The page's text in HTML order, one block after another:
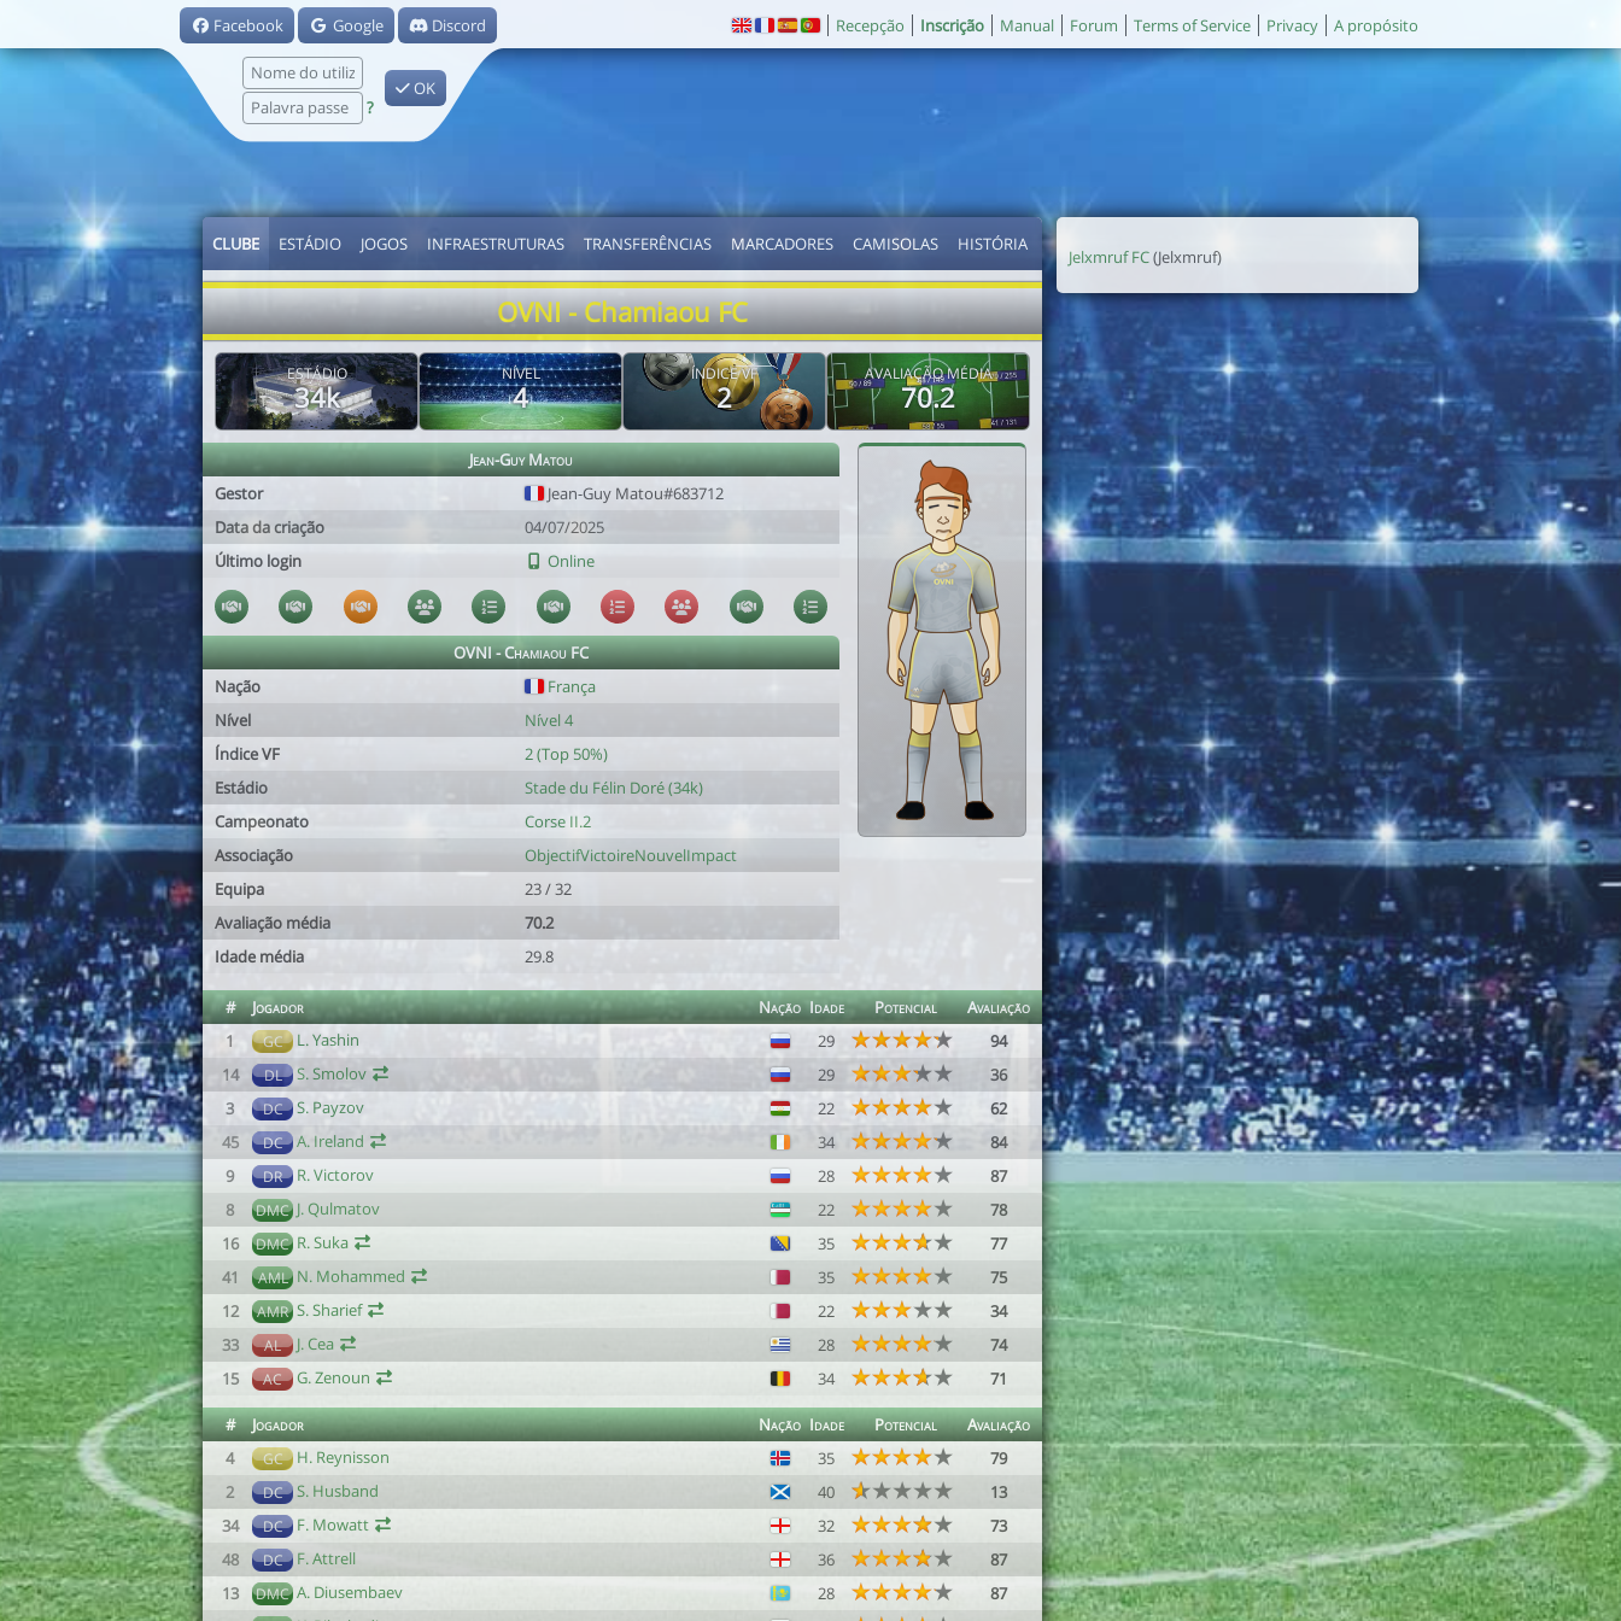
Facebook Google Discord
?
OK
Recepção Inscrição Manual Forum Terms of Service Privacy A propósito
CLUBE ESTÁDIO JOGOS INFRAESTRUTURAS TRANSFERÊNCIAS MARCADORES CAMISOLAS HISTÓRIA
OVNI - Chamiaou FC
ESTÁDIO
34k
NÍVEL
4
ÍNDICE VF
2
AVALIAÇÃO MÉDIA
70.2
Jean-Guy Matou
Gestor
Jean-Guy Matou#683712
Data da criação
04/07/2025
Último login
Online
OVNI - Chamiaou FC
Nação
França
Nível
Nível 4
Índice VF
2 (Top 50%)
Estádio
Stade du Félin Doré (34k)
Campeonato
Corse II.2
Associação
ObjectifVictoireNouvelImpact
Equipa
23 / 32
Avaliação média
70.2
Idade média
29.8
# Jogador Nação Idade Potencial
Avaliação
1
GC L. Yashin 29
94
14
DL S. Smolov 29
36
3
DC S. Payzov 22
62
45
DC A. Ireland 34
84
9
DR R. Victorov 28
87
8
DMC J. Qulmatov 22
78
16
DMC R. Suka 35
77
41
AML N. Mohammed 35
75
12
AMR S. Sharief 22
34
33
AL J. Cea 28
74
15
AC G. Zenoun 34 71
# Jogador Nação Idade Potencial
Avaliação
4
GC H. Reynisson 35
79
2
DC S. Husband 40
13
34
DC F. Mowatt 32
73
48
DC F. Attrell 36
87
13
DMC A. Diusembaev 28
87
Jelxmruf FC(Jelxmruf)